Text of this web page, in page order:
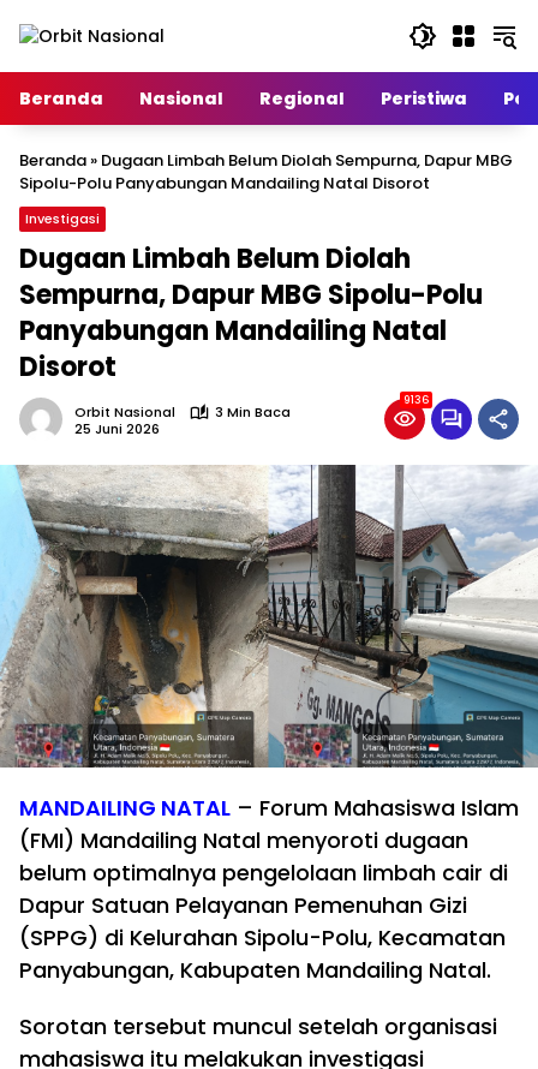
Beranda
Nasional Regional Peristiwa
Beranda» Dugaan Limbah Belum Diolah Sempurna, Dapur MBG
Sipolu-Polu Panyabungan Mandailing Natal Disorot
Investigasi
Dugaan Limbah Belum Diolah
Sempurna, Dapur MBG Sipolu-Polu
Panyabungan Mandailing Natal
Disorot
Orbit Nasional
3 Min Baca
25 Juni 2026
9136
MANDAILING NATAL – Forum Mahasiswa Islam
(FMI) Mandailing Natal menyoroti dugaan
belum optimalnya pengelolaan limbah cair di
Dapur Satuan Pelayanan Pemenuhan Gizi
(SPPG) di Kelurahan Sipolu-Polu, Kecamatan
Panyabungan, Kabupaten Mandailing Natal.
Sorotan tersebut muncul setelah organisasi
mahasiswa itu melakukan investigasi